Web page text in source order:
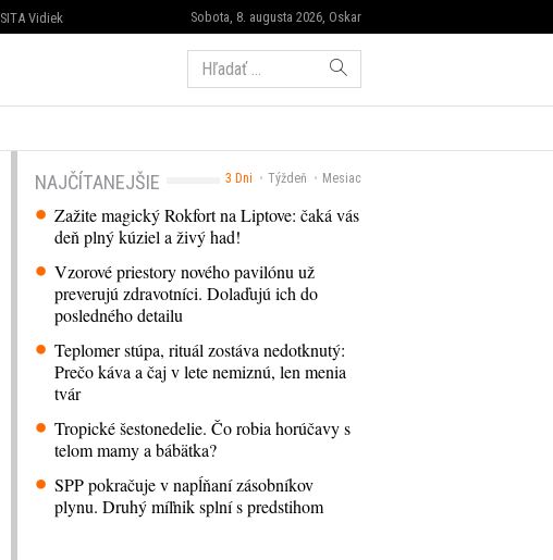
Sobota, 8. augusta 2026, Oskar
SITA Vidiek
Hľadať:
3 Dni Týždeň Mesiac
NAJČÍTANEJŠIE
Zažite magický Rokfort na Liptove: čaká vás
deň plný kúziel a živý had!
Vzorové priestory nového pavilónu už
preverujú zdravotníci. Dolaďujú ich do
posledného detailu
Teplomer stúpa, rituál zostáva nedotknutý:
Prečo káva a čaj v lete nemiznú, len menia
tvár
Tropické šestonedelie. Čo robia horúčavy s
telom mamy a bábätka?
SPP pokračuje v napĺňaní zásobníkov
plynu. Druhý míľnik splní s predstihom